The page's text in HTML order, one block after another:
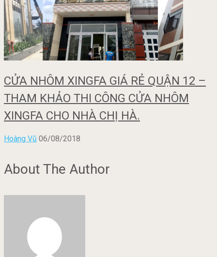
CỬA NHÔM XINGFA GIÁ RẺ QUẬN 12 –
THAM KHẢO THI CÔNG CỬA NHÔM
XINGFA CHO NHÀ CHỊ HÀ.
Hoàng Vũ 06/08/2018
About The Author